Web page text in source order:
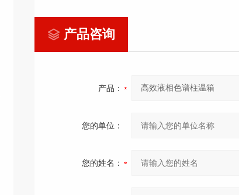
产品咨询
产品：
您的单位：
您的姓名：